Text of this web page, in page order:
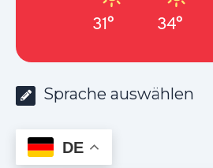
31° 34°
Sprache auswählen
DE